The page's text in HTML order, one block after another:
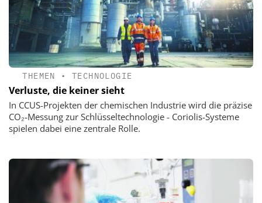
THEMEN •TECHNOLOGIE
Verluste, die keiner sieht
In CCUS-Projekten der chemischen Industrie wird die präzise
CO₂-Messung zur Schlüsseltechnologie - Coriolis-Systeme
spielen dabei eine zentrale Rolle.